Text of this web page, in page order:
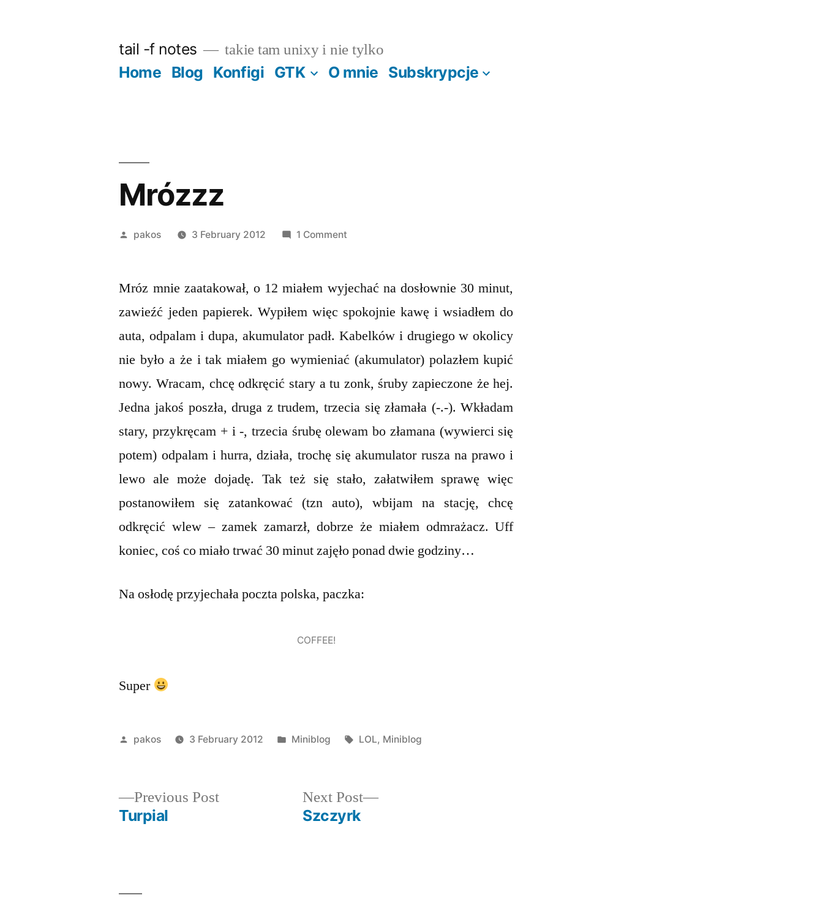
tail -f notes takie tam unixy i nie tylko
Home Blog Konfigi GTK O mnie Subskrypcje
Mrózzz
Posted
pakos 3 February 2012 1 Commenton
Mróz mnie zaatakował, o 12 miałem wyjechać na dosłownie 30 minut,
zawieźć jeden papierek. Wypiłem więc spokojnie kawę i wsiadłem do
auta, odpalam i dupa, akumulator padł. Kabelków i drugiego w okolicy
nie było a że i tak miałem go wymieniać (akumulator) polazłem kupić
nowy. Wracam, chcę odkręcić stary a tu zonk, śruby zapieczone że hej.
Jedna jakoś poszła, druga z trudem, trzecia się złamała (-.-). Wkładam
stary, przykręcam + i -, trzecia śrubę olewam bo złamana (wywierci się
potem) odpalam i hurra, działa, trochę się akumulator rusza na prawo i
lewo ale może dojadę. Tak też się stało, załatwiłem sprawę więc
postanowiłem się zatankować (tzn auto), wbijam na stację, chcę
odkręcić wlew – zamek zamarzł, dobrze że miałem odmrażacz. Uff
koniec, coś co miało trwać 30 minut zajęło ponad dwie godziny…
Na osłodę przyjechała poczta polska, paczka:
COFFEE!
Super
Posted
pakos 3 February 2012
Posted
Miniblog Tags:
LOL, Miniblog
Previous PostPrevious
Turpial
Next Post
Next
Szczyrk